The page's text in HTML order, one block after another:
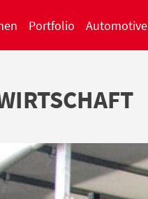
Portfolio Automotive